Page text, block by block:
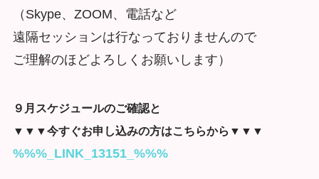
（Skype、ZOOM、電話など
遠隔セッションは行なっておりませんので
ご理解のほどよろしくお願いします）
９月スケジュールのご確認と
▼▼▼今すぐお申し込みの方はこちらから▼▼▼
%%%_LINK_13151_%%%